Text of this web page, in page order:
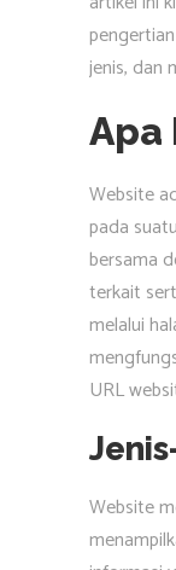
jenis, dan
Apa
Website
pada
bersama
terkait
melalui
URL
Website